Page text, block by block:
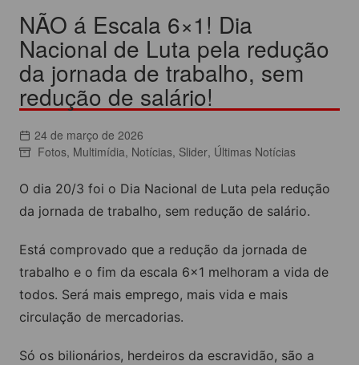
NÃO á Escala 6×1! Dia
Nacional de Luta pela redução
da jornada de trabalho, sem
redução de salário!
24 de março de 2026
Fotos, Multimídia, Notícias, Slider, Últimas Notícias
O dia 20/3 foi o Dia Nacional de Luta pela redução
da jornada de trabalho, sem redução de salário.
Está comprovado que a redução da jornada de
trabalho e o fim da escala 6×1 melhoram a vida de
todos. Será mais emprego, mais vida e mais
circulação de mercadorias.
Só os bilionários, herdeiros da escravidão, são a